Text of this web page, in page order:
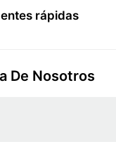
rápidas
De Nosotros